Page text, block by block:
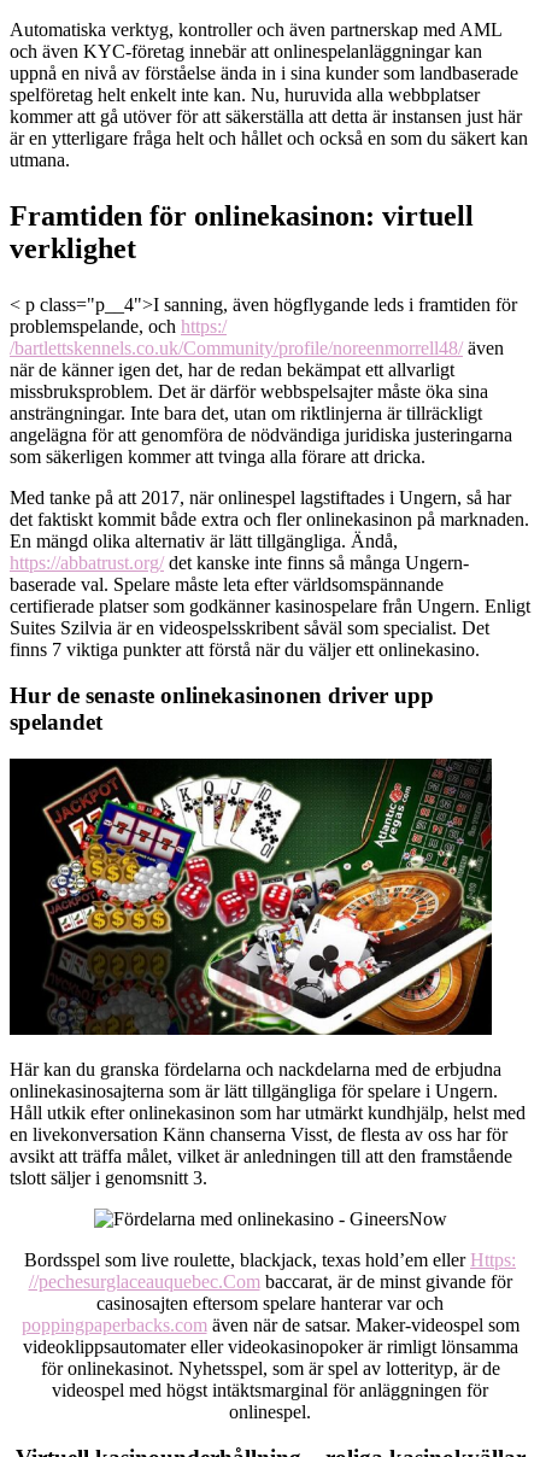
Automatiska verktyg, kontroller och även partnerskap med AML
och även KYC-företag innebär att onlinespelanläggningar kan
uppnå en nivå av förståelse ända in i sina kunder som landbaserade
spelföretag helt enkelt inte kan. Nu, huruvida alla webbplatser
kommer att gå utöver för att säkerställa att detta är instansen just här
är en ytterligare fråga helt och hållet och också en som du säkert kan
utmana.
Framtiden för onlinekasinon: virtuell
verklighet
< p class="p__4">I sanning, även högflygande leds i framtiden för
problemspelande, och https:/
/bartlettskennels.co.uk/Community/profile/noreenmorrell48/även
när de känner igen det, har de redan bekämpat ett allvarligt
missbruksproblem. Det är därför webbspelsajter måste öka sina
ansträngningar. Inte bara det, utan om riktlinjerna är tillräckligt
angelägna för att genomföra de nödvändiga juridiska justeringarna
som säkerligen kommer att tvinga alla förare att dricka.
Med tanke på att 2017, när onlinespel lagstiftades i Ungern, så har
det faktiskt kommit både extra och fler onlinekasinon på marknaden.
En mängd olika alternativ är lätt tillgängliga. Ändå,
https://abbatrust.org/det kanske inte finns så många Ungern-
baserade val. Spelare måste leta efter världsomspännande
certifierade platser som godkänner kasinospelare från Ungern. Enligt
Suites Szilvia är en videospelsskribent såväl som specialist. Det
finns 7 viktiga punkter att förstå när du väljer ett onlinekasino.
Hur de senaste onlinekasinonen driver upp
spelandet
Här kan du granska fördelarna och nackdelarna med de erbjudna
onlinekasinosajterna som är lätt tillgängliga för spelare i Ungern.
Håll utkik efter onlinekasinon som har utmärkt kundhjälp, helst med
en livekonversation Känn chanserna Visst, de flesta av oss har för
avsikt att träffa målet, vilket är anledningen till att den framstående
tslott säljer i genomsnitt 3.
Bordsspel som live roulette, blackjack, texas hold’em ellerHttps:
//pechesurglaceauquebec.Combaccarat, är de minst givande för
casinosajten eftersom spelare hanterar var och
poppingpaperbacks.comäven när de satsar. Maker-videospel som
videoklippsautomater eller videokasinopoker är rimligt lönsamma
för onlinekasinot. Nyhetsspel, som är spel av lotterityp, är de
videospel med högst intäktsmarginal för anläggningen för
onlinespel.